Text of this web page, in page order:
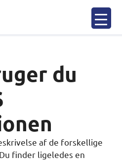
du
af de forskellige
finder ligeledes en